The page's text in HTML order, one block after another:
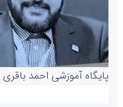
پایگاه آموزشی احمد باقری